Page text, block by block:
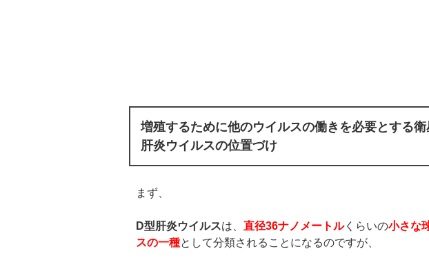
増殖するために他のウイルスの働きを必要とする
肝炎ウイルスの位置づけ
まず、
D型肝炎ウイルスは、 直径36ナノメートルくらいの小さな
スの一種として分類されることになるのですが、